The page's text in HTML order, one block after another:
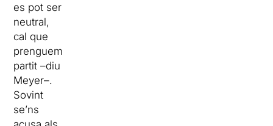
es pot ser
neutral,
cal que
prenguem
partit –diu
Meyer–.
Sovint
se’ns